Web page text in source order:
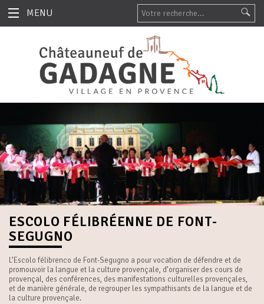
MENU
ESCOLO FÉLIBRÉENNE DE FONT-
SEGUGNO
L’Escolo félibrenco de Font-Segugno a pour vocation de défendre et de
promouvoir la langue et la culture provençale, d’organiser des cours de
provençal, des conférences, des manifestations culturelles provençales,
et de manière générale, de regrouper les sympathisants de la langue et de
la culture provençale.